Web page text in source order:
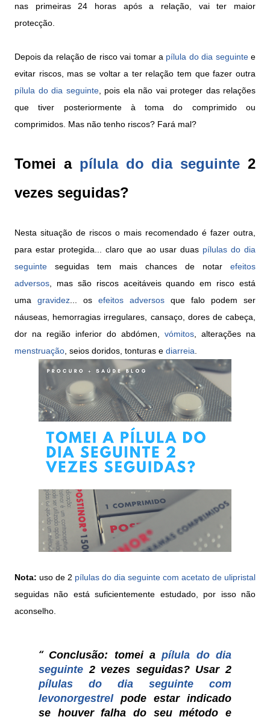
nas primeiras 24 horas após a relação, vai ter maior
protecção.
Depois da relação de risco vai tomar a pílula do dia seguintee
evitar riscos, mas se voltar a ter relação tem que fazer outra
pílula do dia seguinte, pois ela não vai proteger das relações
que tiver posteriormente à toma do comprimido ou
comprimidos. Mas não tenho riscos? Fará mal?
Tomei a pílula do dia seguinte 2
vezes seguidas?
Nesta situação de riscos o mais recomendado é fazer outra,
para estar protegida... claro que ao usar duas pílulas do dia
seguinte seguidas tem mais chances de notar efeitos
adversos , mas são riscos aceitáveis quando em risco está
uma gravidez ... os efeitos adversos que falo podem ser
náuseas, hemorragias irregulares, cansaço, dores de cabeça,
dor na região inferior do abdómen, vómitos , alterações na
menstruação , seios doridos, tonturas e diarreia
Nota: uso de 2 pílulas do dia seguinte com acetato de ulipristal
seguidas não está suficientemente estudado, por isso não
aconselho.
Conclusão: tomei apílula do dia
seguinte 2 vezes seguidas? Usar 2
pílulas do dia seguinte com
levonorgestrelpode estar indicado
se houver falha do seu método e